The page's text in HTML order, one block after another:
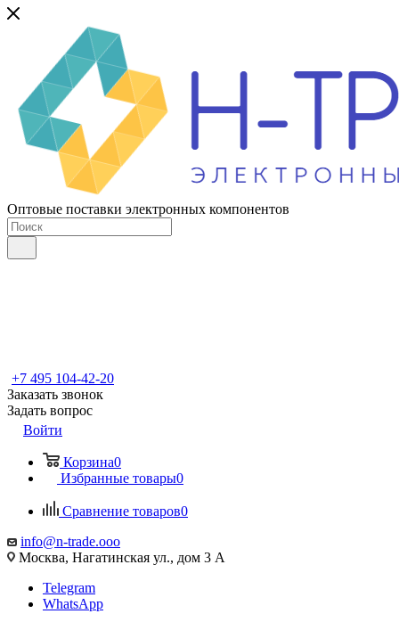
Оптовые поставки электронных компонентов
+7 495 104-42-20
Заказать звонок
Задать вопрос
Войти
Корзина0
Избранные товары0
Сравнение товаров0
info@n-trade.ooo
Москва, Нагатинская ул., дом 3 А
Telegram
WhatsApp